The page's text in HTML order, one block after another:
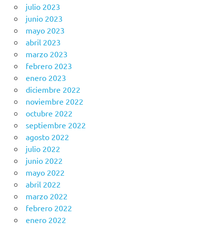
julio 2023
junio 2023
mayo 2023
abril 2023
marzo 2023
febrero 2023
enero 2023
diciembre 2022
noviembre 2022
octubre 2022
septiembre 2022
agosto 2022
julio 2022
junio 2022
mayo 2022
abril 2022
marzo 2022
febrero 2022
enero 2022